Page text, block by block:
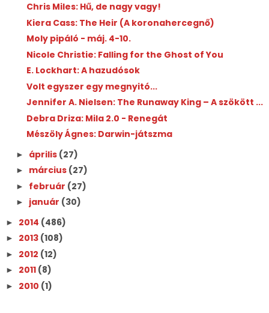
Chris Miles: Hű, de nagy vagy!
Kiera Cass: The Heir (A koronahercegnő)
Moly pipáló - máj. 4-10.
Nicole Christie: Falling for the Ghost of You
E. Lockhart: A hazudósok
Volt egyszer egy megnyitó...
Jennifer A. Nielsen: The Runaway King – A szökött ...
Debra Driza: Mila 2.0 - Renegát
Mészöly Ágnes: Darwin-játszma
► április (27)
► március (27)
► február (27)
► január (30)
► 2014 (486)
► 2013 (108)
► 2012 (12)
► 2011 (8)
► 2010 (1)